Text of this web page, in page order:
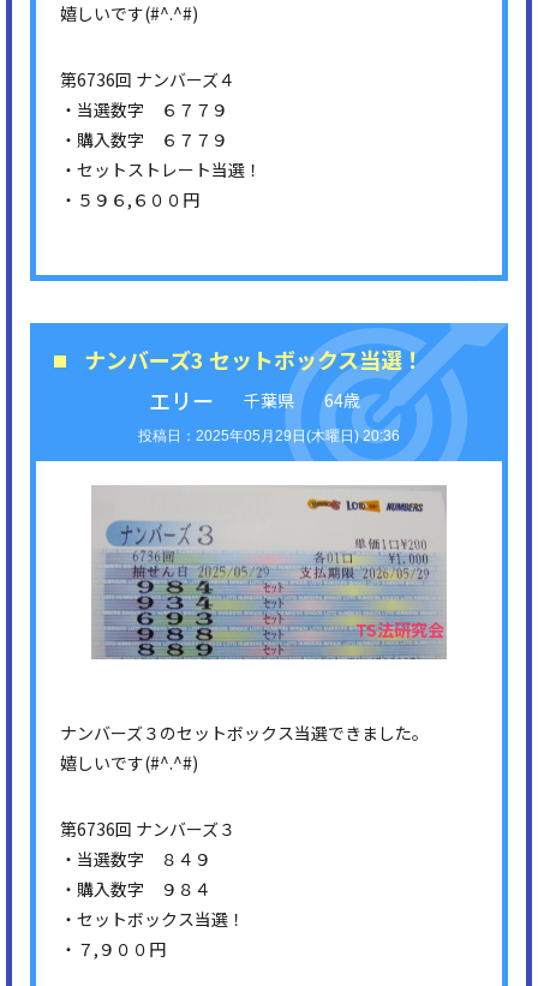
嬉しいです(#^.^#)
第6736回 ナンバーズ４
・当選数字 ６７７９
・購入数字 ６７７９
・セットストレート当選！
・５９６,６００円
ナンバーズ3 セットボックス当選！
エリー
千葉県 64歳
2025年05月29日(木曜日) 20:36
ナンバーズ３のセットボックス当選できました。
嬉しいです(#^.^#)
第6736回 ナンバーズ３
・当選数字 ８４９
・購入数字 ９８４
・セットボックス当選！
・７,９００円